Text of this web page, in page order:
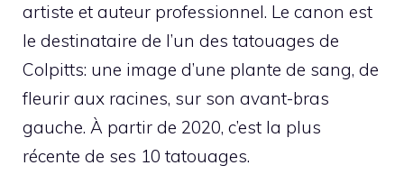
artiste et auteur professionnel. Le canon est
le destinataire de l’un des tatouages ​​de
Colpitts: une image d’une plante de sang, de
fleurir aux racines, sur son avant-bras
gauche. À partir de 2020, c’est la plus
récente de ses 10 tatouages.